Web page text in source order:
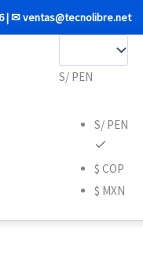
| ✉ ventas@tecnolibre.net
S/ PEN
S/ PEN
$ COP
$ MXN